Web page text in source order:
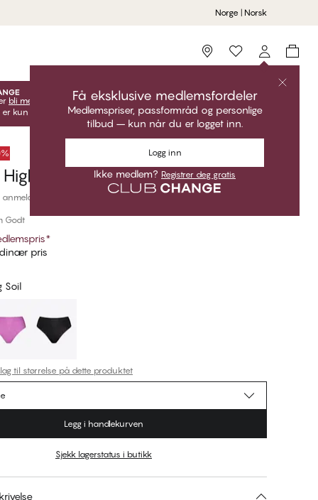
Norge | Norsk
Storefinder
Få eksklusive medlemsfordeler
Medlemspriser, passformråd og personlige
tilbud – kun når du er logget inn.
Logg inn
Ikke medlem? Registrer deg gratis
bli medlem
lås opp dine eksklusive medlemstilbud!
kun gyldige når du er innlogget.
Waist Brazilian Bikinitruse
anmeldelser
Godt
*
pris
Soil
til størrelse på dette produktet
Legg i handlekurven
Sjekk lagerstatus i butikk